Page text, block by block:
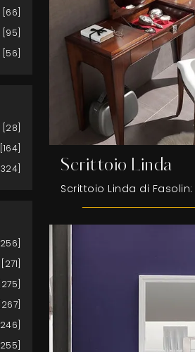
66
95
56
28
164
324
256
271
275
267
246
255
Scrittoio Linda